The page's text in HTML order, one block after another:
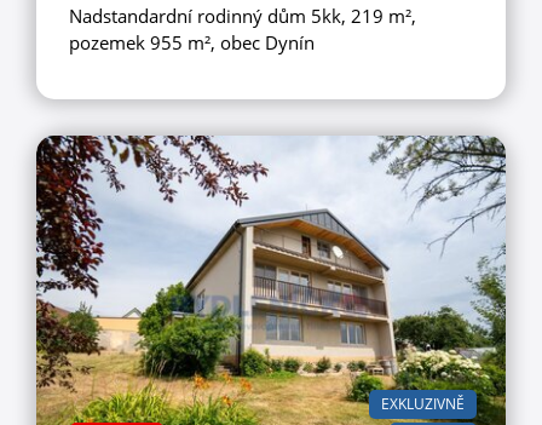
Nadstandardní rodinný dům 5kk, 219 m²,
pozemek 955 m², obec Dynín
EXKLUZIVNĚ